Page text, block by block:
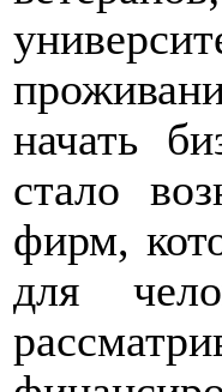
начать
стало
фирм,
для